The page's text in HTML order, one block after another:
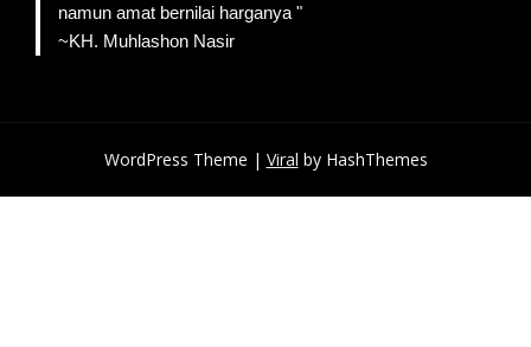
namun amat bernilai harganya "
~KH. Muhlashon Nasir
WordPress Theme | Viral by HashThemes